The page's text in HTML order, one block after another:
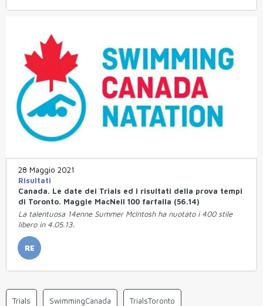
28 Maggio 2021
Risultati
Canada. Le date dei Trials ed i risultati della prova tempi
di Toronto. Maggie MacNeil 100 farfalla (56.14)
La talentuosa 14enne Summer McIntosh ha nuotato i 400 stile
libero in 4.05.13.
RE
Trials SwimmingCanada TrialsToronto